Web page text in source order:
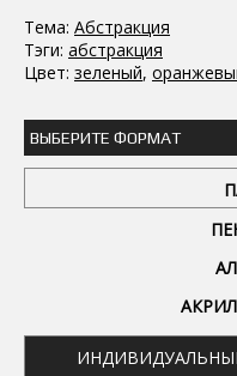
Тема: Абстракция
Тэги: абстракция
Цвет: зеленый,
ВЫБЕРИТЕ ФОРМАТ